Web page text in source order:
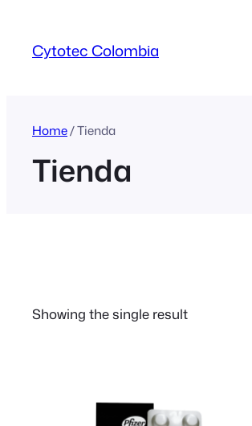
content
Cytotec Colombia
Home/ Tienda
Tienda
Showing the single result